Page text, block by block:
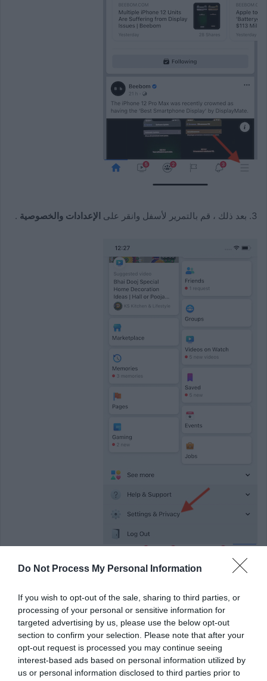
Do Not Process My Personal Information
If you wish to opt-out of the sale, sharing to third parties, or
processing of your personal or sensitive information for
targeted advertising by us, please use the below opt-out
section to confirm your selection. Please note that after your
opt-out request is processed you may continue seeing
interest-based ads based on personal information utilized by
us or personal information disclosed to third parties prior to
3. بعد ذلك ، قم بالتمرير لأسفل وانقر على الإعدادات والخصوصية .
الوضع الداكن”.